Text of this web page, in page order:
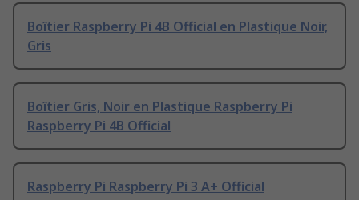
Boîtier Raspberry Pi 4B Official en Plastique Noir,
Gris
Boîtier Gris, Noir en Plastique Raspberry Pi
Raspberry Pi 4B Official
Raspberry Pi Raspberry Pi 3 A+ Official